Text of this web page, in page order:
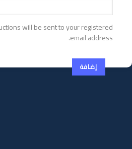
will be sent to your registered
email address.